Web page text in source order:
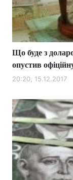
Що буде з
опустив
20:20, 15.12.2017